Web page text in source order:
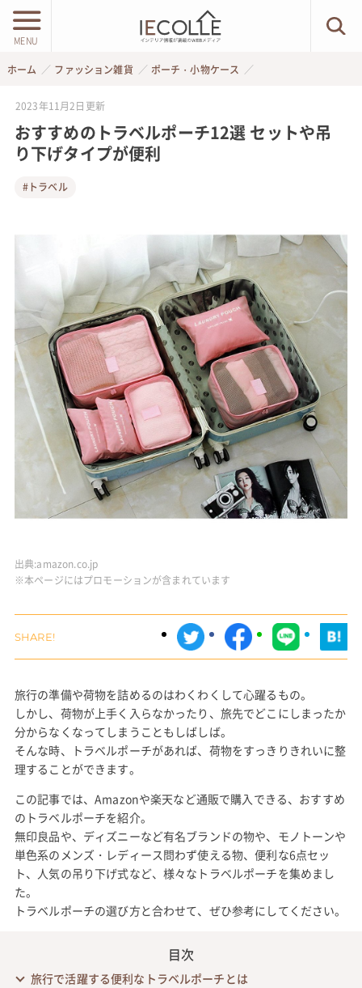
MENU
ホーム ファッション雑貨 ポーチ・小物ケース
2023年11月2日 更新
おすすめのトラベルポーチ12選 セットや吊
り下げタイプが便利
#トラベル
出典:amazon.co.jp
※本ページにはプロモーションが含まれています
旅行の準備や荷物を詰めるのはわくわくして心躍るもの。
しかし、荷物が上手く入らなかったり、旅先でどこにしまったか
分からなくなってしまうこともしばしば。
そんな時、トラベルポーチがあれば、荷物をすっきりきれいに整
理することができます。
この記事では、Amazonや楽天など通販で購入できる、おすすめ
のトラベルポーチを紹介。
無印良品や、ディズニーなど有名ブランドの物や、モノトーンや
単色系のメンズ・レディース問わず使える物、便利な6点セッ
ト、人気の吊り下げ式など、様々なトラベルポーチを集めまし
た。
トラベルポーチの選び方と合わせて、ぜひ参考にしてください。
目次
旅行で活躍する便利なトラベルポーチとは